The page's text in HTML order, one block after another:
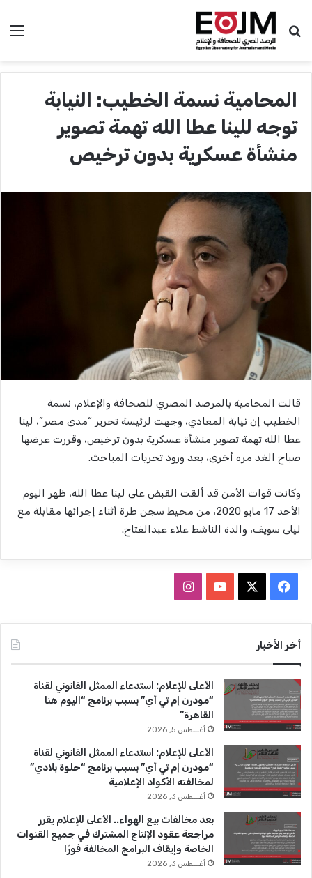
بحث عن
المحامية نسمة الخطيب: النيابة
توجه للينا عطا الله تهمة تصوير
منشأة عسكرية بدون ترخيص
قالت المحامية بالمرصد المصري للصحافة والإعلام، نسمة
الخطيب إن نيابة المعادي، وجهت لرئيسة تحرير “مدى مصر”، لينا
عطا الله تهمة تصوير منشأة عسكرية بدون ترخيص، وقررت عرضها
صباح الغد مره أخرى، بعد ورود تحريات المباحث.
وكانت قوات الأمن قد ألقت القبض على لينا عطا الله، ظهر اليوم
الأحد 17 مايو 2020، من محيط سجن طرة أثناء إجرائها مقابلة مع
ليلى سويف، والدة الناشط علاء عبدالفتاح.
س
و
ك
T
u
b
e
ق
ا
م
أخر الأخبار
الأعلى للإعلام: استدعاء الممثل القانوني لقناة
“مودرن إم تي أي” بسبب برنامج “اليوم هنا
القاهرة”
أغسطس 5, 2026
الأعلى للإعلام: استدعاء الممثل القانوني لقناة
“مودرن إم تي أي” بسبب برنامج “حلوة بلادي”
لمخالفته الأكواد الإعلامية
أغسطس 3, 2026
بعد مخالفات بيع الهواء.. الأعلى للإعلام يقرر
مراجعة عقود الإنتاج المشترك في جميع القنوات
الخاصة وإيقاف البرامج المخالفة فورًا
أغسطس 3, 2026